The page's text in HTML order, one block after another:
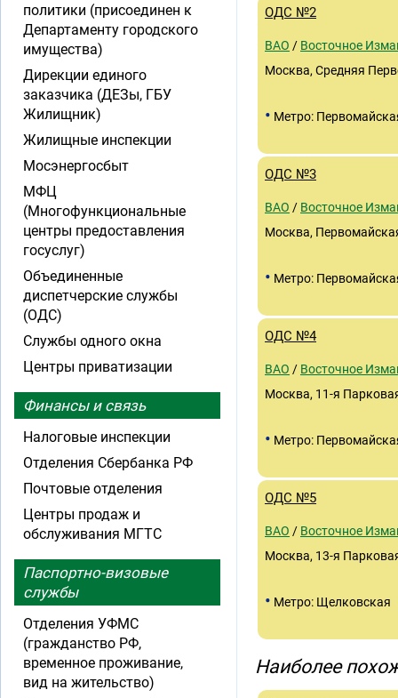
ОДС №2
ВАО / Восточное
Москва, Средняя
• Метро:
ОДС №3
ВАО / Восточное
Москва,
• Метро:
ОДС №4
ВАО / Восточное
Москва, 11-я
• Метро:
ОДС №5
ВАО / Восточное
Москва, 13-я
• Метро: Щелковская
Наиболее
политики (присоединен к
Департаменту городского
имущества)
Дирекции единого
заказчика (ДЕЗы, ГБУ
Жилищник)
Жилищные инспекции
Мосэнергосбыт
МФЦ
(Многофункциональные
центры предоставления
госуслуг)
Объединенные
диспетчерские службы
(ОДС)
Службы одного окна
Центры приватизации
Финансы и связь
Налоговые инспекции
Отделения Сбербанка РФ
Почтовые отделения
Центры продаж и
обслуживания МГТС
Паспортно-визовые
службы
Отделения УФМС
(гражданство РФ,
временное проживание,
вид на жительство)